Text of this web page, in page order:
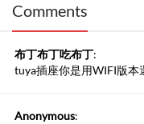
Comments
布丁布丁吃布丁:
tuya插座你是用WIFI版本
Anonymous: